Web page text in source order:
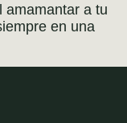
amamantar a tu
en una